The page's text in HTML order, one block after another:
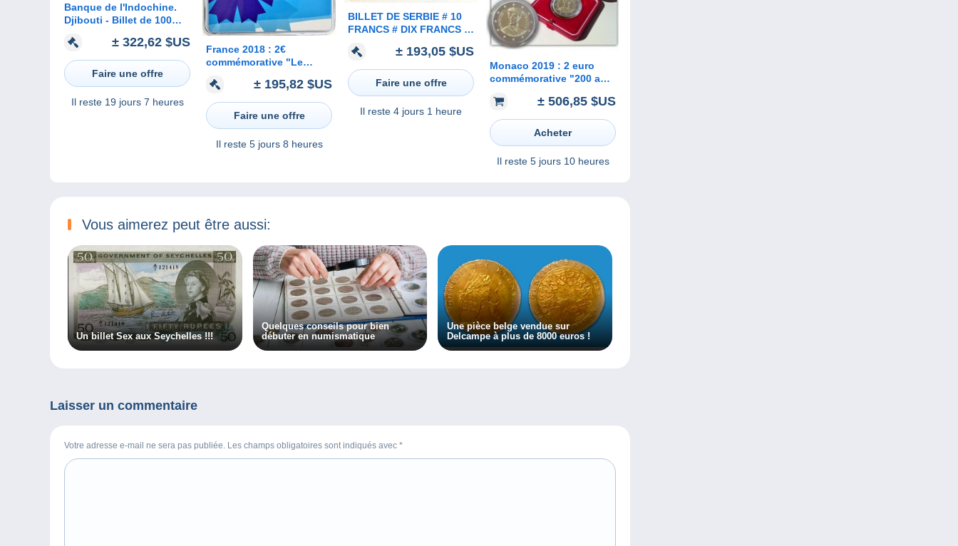
Banque de l'Indochine.
Djibouti - Billet de 100
± 322,62 $US
Faire une offre
Il reste 19 jours 7 heures
France 2018 : 2€
commémorative "Le
- DISPONIBLE± 195,82 $US
Faire une offre
Il reste 5 jours 8 heures
BILLET DE SERBIE # 10
FRANCS # DIX FRANCS #
MOUCHON #± 193,05 $US
Faire une offre
Il reste 4 jours 1 heure
Monaco 2019 : 2 euro
commémorative "200 ans
Honoré V" (BE et en
coffret) - DISPO EN
FRANCE
± 506,85 $US
Acheter
Il reste 5 jours 10 heures
Vous aimerez peut être aussi:
Un billet Sex aux Seychelles !!!
Quelques conseils pour bien
débuter en numismatique
Une pièce belge vendue sur
Delcampe à plus de 8000 euros !
Laisser un commentaire
Votre adresse e-mail ne sera pas publiée. Les champs obligatoires sont indiqués avec *